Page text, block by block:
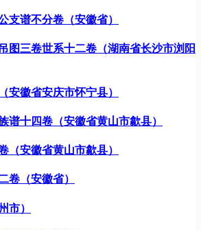
支谱不分卷（安徽省）
图三卷世系十二卷（湖南省长沙市浏阳
安徽省安庆市怀宁县）
谱十四卷（安徽省黄山市歙县）
（安徽省黄山市歙县）
卷（安徽省）
市）